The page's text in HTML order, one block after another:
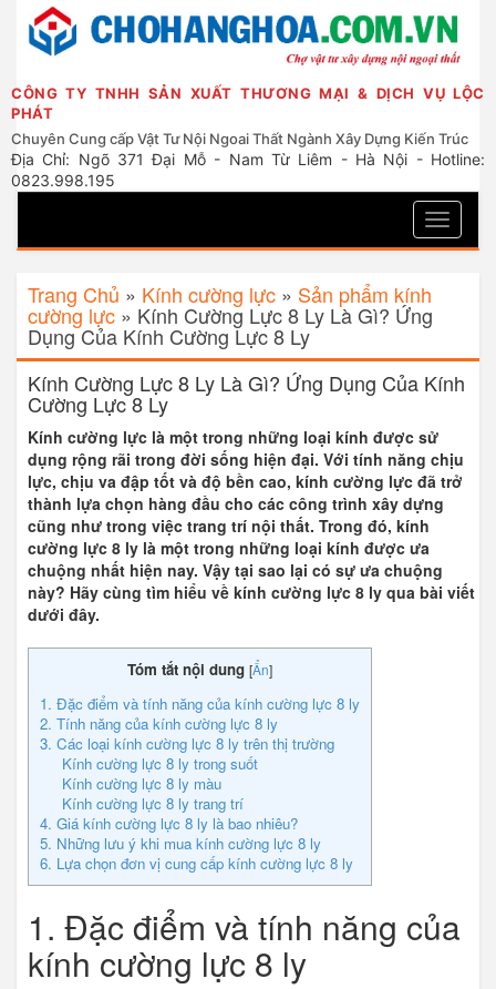
CÔNG TY TNHH SẢN XUẤT THƯƠNG MẠI & DỊCH VỤ LỘC
PHÁT
Chuyên Cung cấp Vật Tư Nội Ngoai Thất Ngành Xây Dựng Kiến Trúc
Địa Chỉ: Ngõ 371 Đại Mỗ - Nam Từ Liêm - Hà Nội - Hotline:
0823.998.195
Toggle
Trang Chủ » Kính cường lực » Sản phẩm kính
cường lực » Kính Cường Lực 8 Ly Là Gì? Ứng
Dụng Của Kính Cường Lực 8 Ly
Kính Cường Lực 8 Ly Là Gì? Ứng Dụng Của Kính
Cường Lực 8 Ly
Kính cường lực là một trong những loại kính được sử
dụng rộng rãi trong đời sống hiện đại. Với tính năng chịu
lực, chịu va đập tốt và độ bền cao, kính cường lực đã trở
thành lựa chọn hàng đầu cho các công trình xây dựng
cũng như trong việc trang trí nội thất. Trong đó, kính
cường lực 8 ly là một trong những loại kính được ưa
chuộng nhất hiện nay. Vậy tại sao lại có sự ưa chuộng
này? Hãy cùng tìm hiểu về kính cường lực 8 ly qua bài viết
dưới đây.
Tóm tắt nội dung [Ẩn]
1. Đặc điểm và tính năng của kính cường lực 8 ly
2. Tính năng của kính cường lực 8 ly
3. Các loại kính cường lực 8 ly trên thị trường
Kính cường lực 8 ly trong suốt
Kính cường lực 8 ly màu
Kính cường lực 8 ly trang trí
4. Giá kính cường lực 8 ly là bao nhiêu?
5. Những lưu ý khi mua kính cường lực 8 ly
6. Lựa chọn đơn vị cung cấp kính cường lực 8 ly
1. Đặc điểm và tính năng của
kính cường lực 8 ly